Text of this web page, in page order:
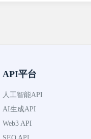
API平台
人工智能API
AI生成API
Web3 API